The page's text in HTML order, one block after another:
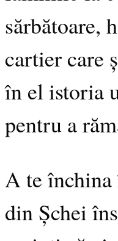
sărbătoare,
cartier care
în el istoria
pentru a
A te
din Șchei